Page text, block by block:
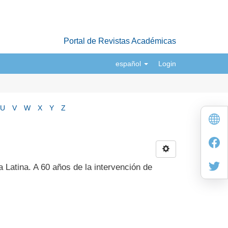
Portal de Revistas Académicas
español Login
U V W X Y Z
A 60 años de la intervención de